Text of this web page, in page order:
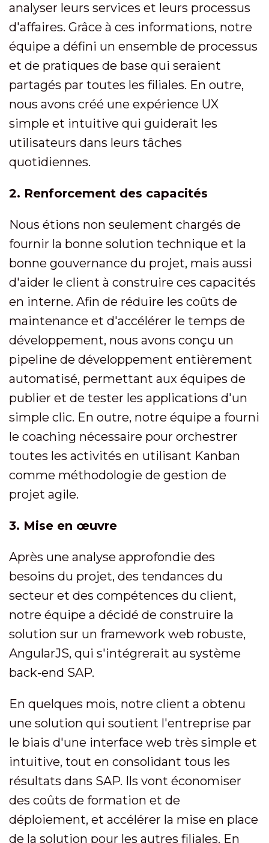
analyser leurs services et leurs processus
d'affaires. Grâce à ces informations, notre
équipe a défini un ensemble de processus
et de pratiques de base qui seraient
partagés par toutes les filiales. En outre,
nous avons créé une expérience UX
simple et intuitive qui guiderait les
utilisateurs dans leurs tâches
quotidiennes.
2. Renforcement des capacités
Nous étions non seulement chargés de
fournir la bonne solution technique et la
bonne gouvernance du projet, mais aussi
d'aider le client à construire ces capacités
en interne. Afin de réduire les coûts de
maintenance et d'accélérer le temps de
développement, nous avons conçu un
pipeline de développement entièrement
automatisé, permettant aux équipes de
publier et de tester les applications d'un
simple clic. En outre, notre équipe a fourni
le coaching nécessaire pour orchestrer
toutes les activités en utilisant Kanban
comme méthodologie de gestion de
projet agile.
3. Mise en œuvre
Après une analyse approfondie des
besoins du projet, des tendances du
secteur et des compétences du client,
notre équipe a décidé de construire la
solution sur un framework web robuste,
AngularJS, qui s'intégrerait au système
back-end SAP.
En quelques mois, notre client a obtenu
une solution qui soutient l'entreprise par
le biais d'une interface web très simple et
intuitive, tout en consolidant tous les
résultats dans SAP. Ils vont économiser
des coûts de formation et de
déploiement, et accélérer la mise en place
de la solution pour les autres filiales. En